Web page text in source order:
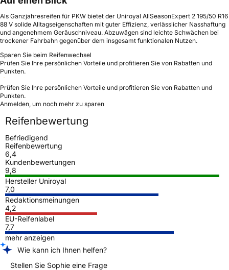
Als Ganzjahresreifen für PKW bietet der Uniroyal AllSeasonExpert 2 195/50 R16
88 V solide Alltagseigenschaften mit guter Effizienz, verlässlicher Nasshaftung
und angenehmem Geräuschniveau. Abzuwägen sind leichte Schwächen bei
trockener Fahrbahn gegenüber dem insgesamt funktionalen Nutzen.
Sparen Sie beim Reifenwechsel
Prüfen Sie Ihre persönlichen Vorteile und profitieren Sie von Rabatten und
Punkten.
Prüfen Sie Ihre persönlichen Vorteile und profitieren Sie von Rabatten und
Punkten.
Anmelden, um noch mehr zu sparen
Reifenbewertung
Befriedigend
Reifenbewertung
6,4
Kundenbewertungen
9,8
Hersteller Uniroyal
7,0
Redaktionsmeinungen
4,2
EU-Reifenlabel
7,7
mehr anzeigen
Wie kann ich Ihnen helfen?
Stellen Sie Sophie eine Frage